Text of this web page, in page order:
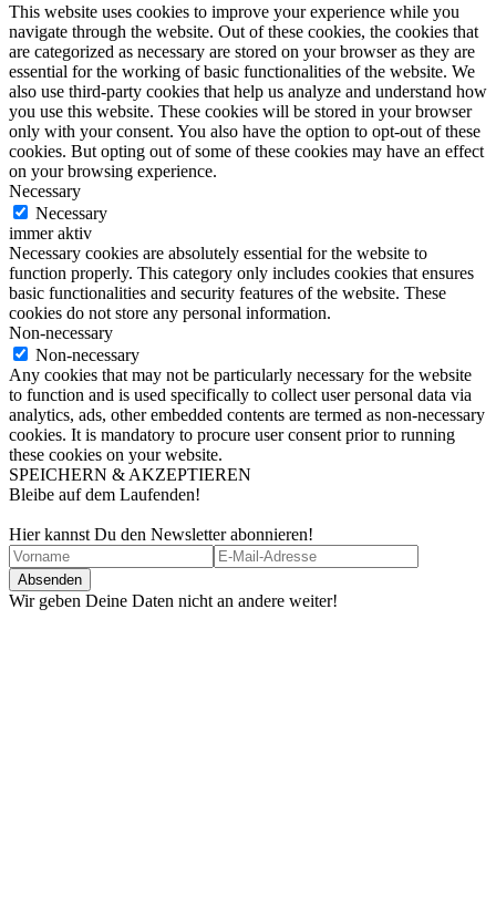
This website uses cookies to improve your experience while you
navigate through the website. Out of these cookies, the cookies that
are categorized as necessary are stored on your browser as they are
essential for the working of basic functionalities of the website. We
also use third-party cookies that help us analyze and understand how
you use this website. These cookies will be stored in your browser
only with your consent. You also have the option to opt-out of these
cookies. But opting out of some of these cookies may have an effect
on your browsing experience.
Necessary
Necessary
immer aktiv
Necessary cookies are absolutely essential for the website to
function properly. This category only includes cookies that ensures
basic functionalities and security features of the website. These
cookies do not store any personal information.
Non-necessary
Non-necessary
Any cookies that may not be particularly necessary for the website
to function and is used specifically to collect user personal data via
analytics, ads, other embedded contents are termed as non-necessary
cookies. It is mandatory to procure user consent prior to running
these cookies on your website.
SPEICHERN & AKZEPTIEREN
Bleibe auf dem Laufenden!
Hier kannst Du den Newsletter abonnieren!
Wir geben Deine Daten nicht an andere weiter!